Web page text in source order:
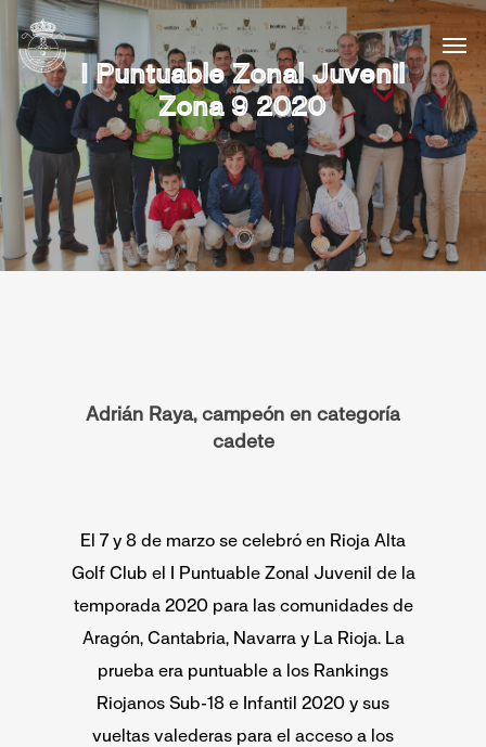
I Puntuable Zonal Juvenil
Zona 9 2020
Adrián Raya, campeón en categoría
cadete
El 7 y 8 de marzo se celebró en Rioja Alta
Golf Club el I Puntuable Zonal Juvenil de la
temporada 2020 para las comunidades de
Aragón, Cantabria, Navarra y La Rioja. La
prueba era puntuable a los Rankings
Riojanos Sub-18 e Infantil 2020 y sus
vueltas valederas para el acceso a los